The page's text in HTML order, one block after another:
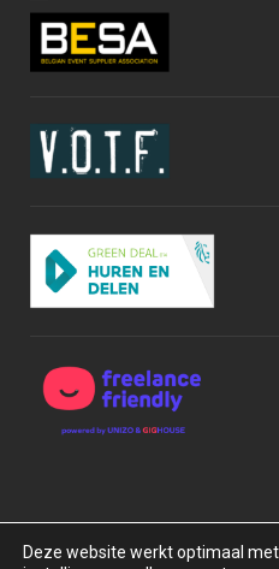
Deze website werkt optimaal